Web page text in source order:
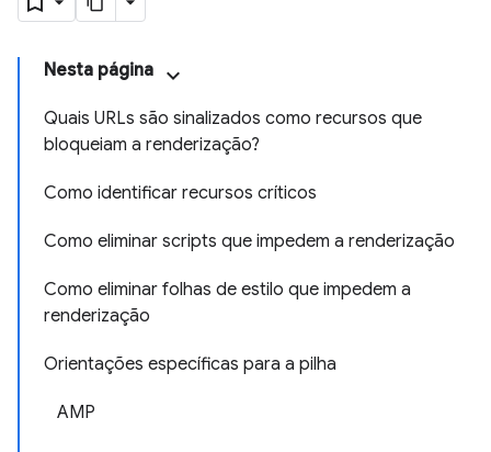
Nesta página
Quais URLs são sinalizados como recursos que
bloqueiam a renderização?
Como identificar recursos críticos
Como eliminar scripts que impedem a renderização
Como eliminar folhas de estilo que impedem a
renderização
Orientações específicas para a pilha
AMP